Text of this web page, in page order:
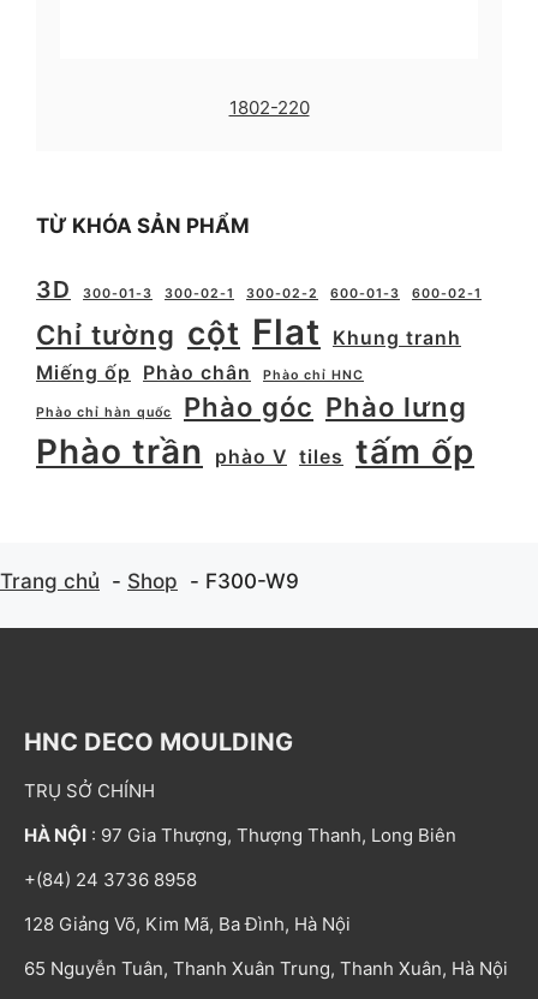
1802-220
TỪ KHÓA SẢN PHẨM
3D 300-01-3 300-02-1 300-02-2 600-01-3 600-02-1
Chỉ tường cột Flat
Khung tranh
Miếng ốp
Phào chân Phào chỉ HNC
Phào chỉ hàn quốc Phào góc Phào lưng
Phào trần phào V tiles tấm ốp
Trang chủ Shop F300-W9
HNC DECO MOULDING
TRỤ SỞ CHÍNH
HÀ NỘI : 97 Gia Thượng, Thượng Thanh, Long Biên
+(84) 24 3736 8958
128 Giảng Võ, Kim Mã, Ba Đình, Hà Nội
65 Nguyễn Tuân, Thanh Xuân Trung, Thanh Xuân, Hà Nội